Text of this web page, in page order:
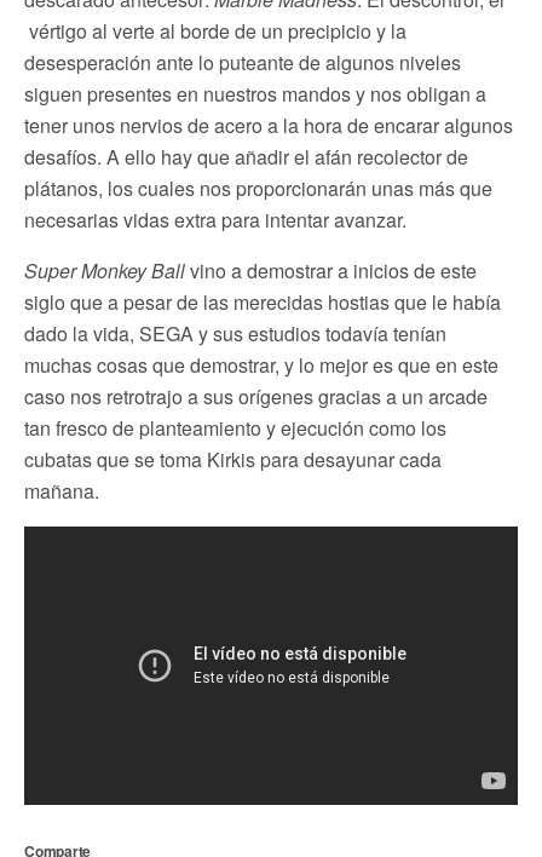
vértigo al verte al borde de un precipicio y la
desesperación ante lo puteante de algunos niveles
siguen presentes en nuestros mandos y nos obligan a
tener unos nervios de acero a la hora de encarar algunos
desafíos. A ello hay que añadir el afán recolector de
plátanos, los cuales nos proporcionarán unas más que
necesarias vidas extra para intentar avanzar.
Super Monkey Ballvino a demostrar a inicios de este
siglo que a pesar de las merecidas hostias que le había
dado la vida, SEGA y sus estudios todavía tenían
muchas cosas que demostrar, y lo mejor es que en este
caso nos retrotrajo a sus orígenes gracias a un arcade
tan fresco de planteamiento y ejecución como los
cubatas que se toma Kirkis para desayunar cada
mañana.
Comparte